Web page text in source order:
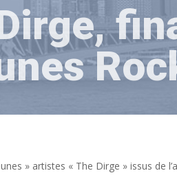
» artistes « The Dirge » issus de